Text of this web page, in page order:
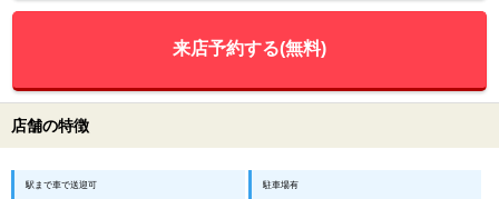
来店予約する(無料)
店舗の特徴
駅まで車で送迎可 駐車場有